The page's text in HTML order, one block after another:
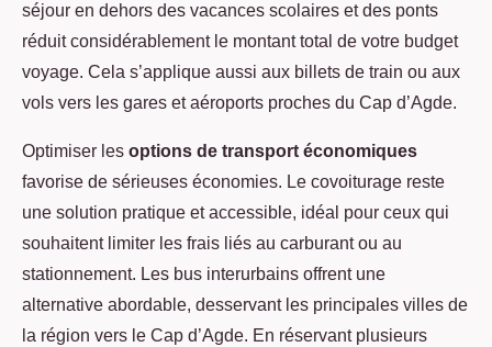
séjour en dehors des vacances scolaires et des ponts
réduit considérablement le montant total de votre budget
voyage. Cela s’applique aussi aux billets de train ou aux
vols vers les gares et aéroports proches du Cap d’Agde.
Optimiser les options de transport économiques
favorise de sérieuses économies. Le covoiturage reste
une solution pratique et accessible, idéal pour ceux qui
souhaitent limiter les frais liés au carburant ou au
stationnement. Les bus interurbains offrent une
alternative abordable, desservant les principales villes de
la région vers le Cap d’Agde. En réservant plusieurs